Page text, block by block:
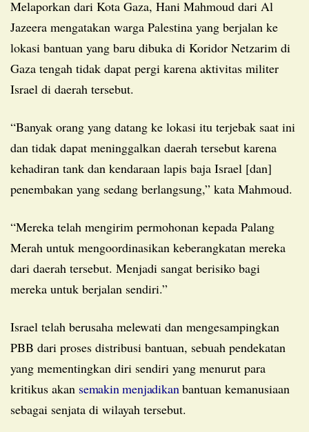
Melaporkan dari Kota Gaza, Hani Mahmoud dari Al
Jazeera mengatakan warga Palestina yang berjalan ke
lokasi bantuan yang baru dibuka di Koridor Netzarim di
Gaza tengah tidak dapat pergi karena aktivitas militer
Israel di daerah tersebut.
“Banyak orang yang datang ke lokasi itu terjebak saat ini
dan tidak dapat meninggalkan daerah tersebut karena
kehadiran tank dan kendaraan lapis baja Israel [dan]
penembakan yang sedang berlangsung,” kata Mahmoud.
“Mereka telah mengirim permohonan kepada Palang
Merah untuk mengoordinasikan keberangkatan mereka
dari daerah tersebut. Menjadi sangat berisiko bagi
mereka untuk berjalan sendiri.”
Israel telah berusaha melewati dan mengesampingkan
PBB dari proses distribusi bantuan, sebuah pendekatan
yang mementingkan diri sendiri yang menurut para
kritikus akan semakin menjadikan bantuan kemanusiaan
sebagai senjata di wilayah tersebut.